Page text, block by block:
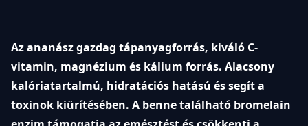
Az ananász gazdag tápanyagforrás, kiváló C-
vitamin, magnézium és kálium forrás. Alacsony
kalóriatartalmú, hidratációs hatású és segít a
toxinok kiürítésében. A benne található bromelain